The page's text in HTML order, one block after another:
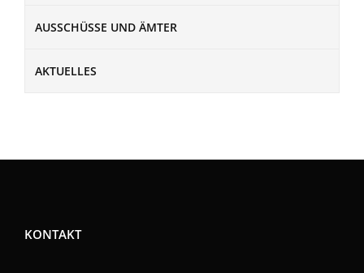
AUSSCHÜSSE UND ÄMTER
AKTUELLES
KONTAKT